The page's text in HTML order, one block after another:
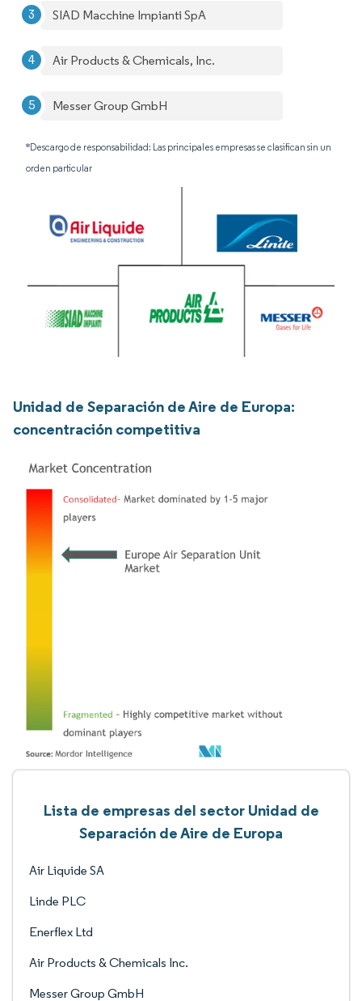
SIAD Macchine Impianti SpA
Air Products & Chemicals, Inc.
Messer Group GmbH
*Descargo de responsabilidad: Las principales empresas se clasifican sin un
orden particular
Unidad de Separación de Aire de Europa:
concentración competitiva
Lista de empresas del sector Unidad de
Separación de Aire de Europa
Air Liquide SA
Linde PLC
Enerflex Ltd
Air Products & Chemicals Inc.
Messer Group GmbH